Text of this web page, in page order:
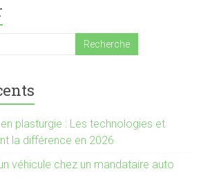
plasturgie : Les technologies et
la différence en 2026
véhicule chez un mandataire auto